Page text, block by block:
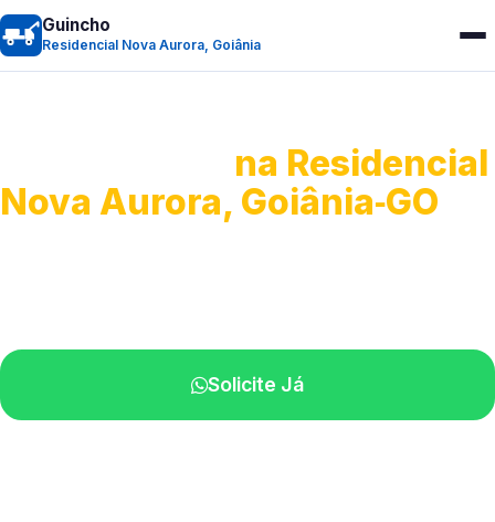
Guincho
Residencial Nova Aurora, Goiânia
na Residencial
Nova Aurora, Goiânia‑GO
Solicite Já